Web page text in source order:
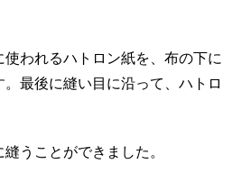
われるハトロン紙を、布の下に
最後に縫い目に沿って、ハトロ
うことができました。